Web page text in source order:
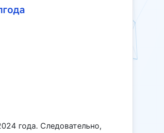
года. Следовательно,